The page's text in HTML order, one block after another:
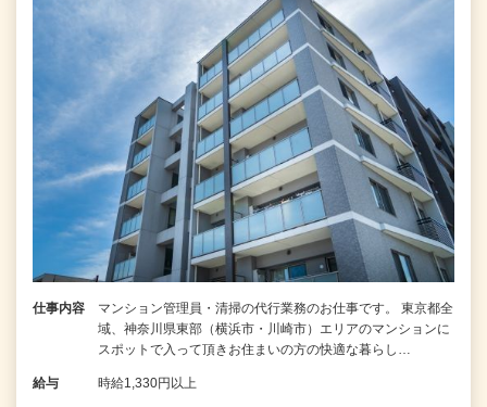
仕事内容
マンション管理員・清掃の代行業務のお仕事です。 東京都全
域、神奈川県東部（横浜市・川崎市）エリアのマンションに
スポットで入って頂きお住まいの方の快適な暮らし…
給与 時給1,330円以上